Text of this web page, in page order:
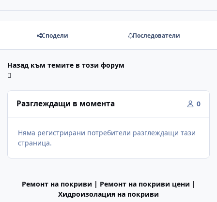
Сподели Последователи
Назад към темите в този форум
Разглеждащи в момента 0
Няма регистрирани потребители разглеждащи тази
страница.
Ремонт на покриви | Ремонт на покриви цени |
Хидроизолация на покриви